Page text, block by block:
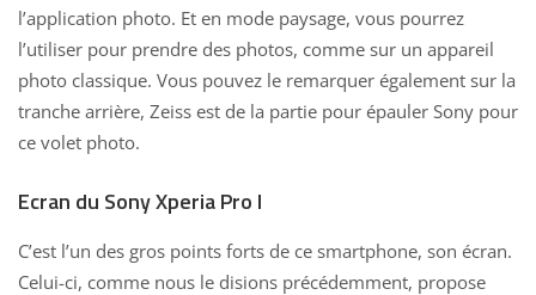
l’application photo. Et en mode paysage, vous pourrez
l’utiliser pour prendre des photos, comme sur un appareil
photo classique. Vous pouvez le remarquer également sur la
tranche arrière, Zeiss est de la partie pour épauler Sony pour
ce volet photo.
Ecran du Sony Xperia Pro I
C’est l’un des gros points forts de ce smartphone, son écran.
Celui-ci, comme nous le disions précédemment, propose